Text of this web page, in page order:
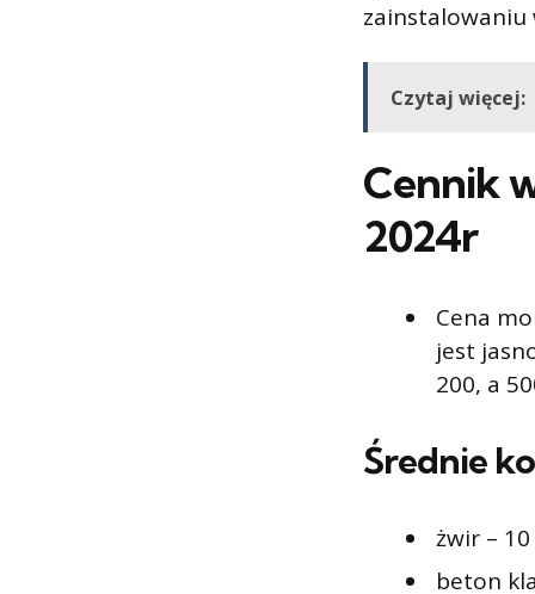
zainstalowaniu
Czytaj więcej:
Cennik
2024r
Cena
jest
200, a
Średnie
żwir – 10
beton